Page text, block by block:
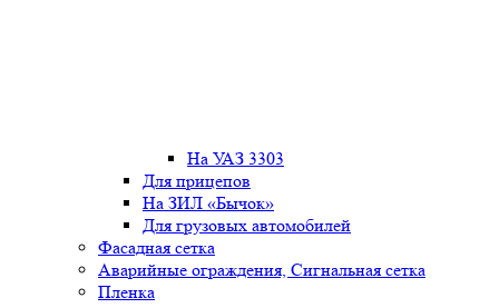
На УАЗ 3303
Для прицепов
На ЗИЛ «Бычок»
Для грузовых автомобилей
Фасадная сетка
Аварийные ограждения, Сигнальная сетка
Пленка